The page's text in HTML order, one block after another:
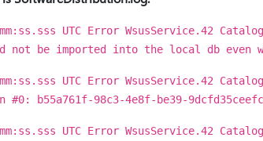
UTC Error WsusService.42
not be imported into the local db even
UTC Error WsusService.42
#0: b55a761f-98c3-4e8f-be39-
UTC Error WsusService.42